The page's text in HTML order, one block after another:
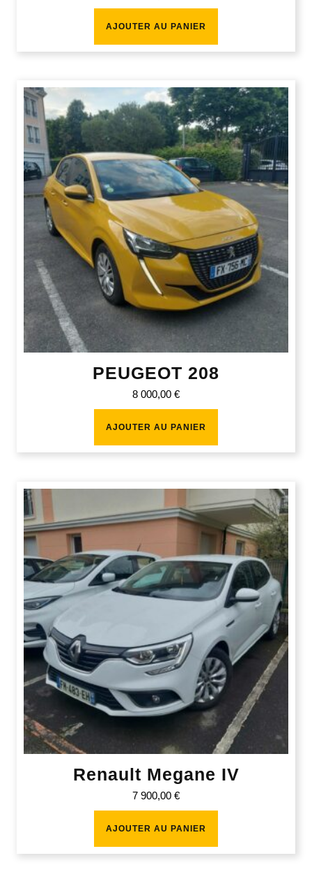
AJOUTER AU PANIER
PEUGEOT 208
8 000,00 €
AJOUTER AU PANIER
Renault Megane IV
7 900,00 €
AJOUTER AU PANIER